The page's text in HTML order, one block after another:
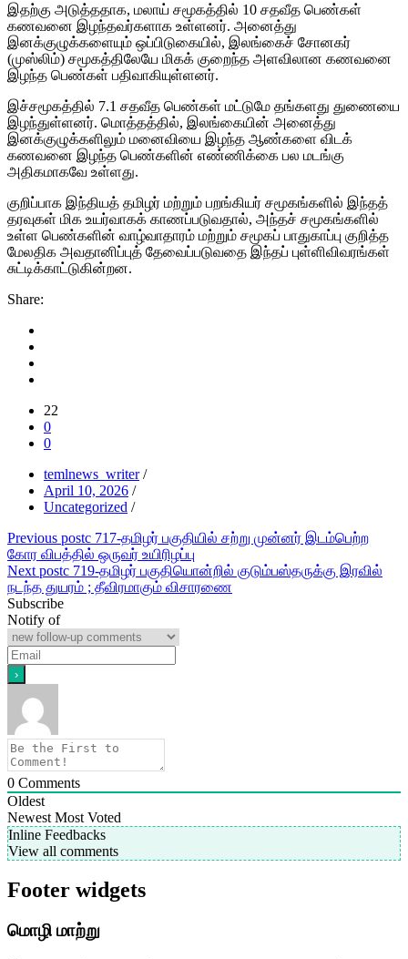
இதற்கு அடுத்ததாக, மலாய் சமூகத்தில் 10 சதவீத பெண்கள்
கணவனை இழந்தவர்களாக உள்ளனர். அனைத்து
இனக்குழுக்களையும் ஒப்பிடுகையில், இலங்கைச் சோனகர்
(முஸ்லிம்) சமூகத்திலேயே மிகக் குறைந்த அளவிலான கணவனை
இழந்த பெண்கள் பதிவாகியுள்ளனர்.
இச்சமூகத்தில் 7.1 சதவீத பெண்கள் மட்டுமே தங்களது துணையை
இழந்துள்ளனர். மொத்தத்தில், இலங்கையின் அனைத்து
இனக்குழுக்களிலும் மனைவியை இழந்த ஆண்களை விடக்
கணவனை இழந்த பெண்களின் எண்ணிக்கை பல மடங்கு
அதிகமாகவே உள்ளது.
குறிப்பாக இந்தியத் தமிழர் மற்றும் பறங்கியர் சமூகங்களில் இந்தத்
தரவுகள் மிக உயர்வாகக் காணப்படுவதால், அந்தச் சமூகங்களில்
உள்ள பெண்களின் வாழ்வாதாரம் மற்றும் சமூகப் பாதுகாப்பு குறித்த
மேலதிக அவதானிப்புத் தேவைப்படுவதை இந்தப் புள்ளிவிவரங்கள்
சுட்டிக்காட்டுகின்றன.
Share:
22
0
0
temlnews_writer /
April 10, 2026 /
Uncategorized /
Post
navigation
Previous postc 717-தமிழர் பகுதியில் சற்று முன்னர் இடம்பெற்ற
கோர விபத்தில் ஒருவர் உயிரிழப்பு
Next postc 719-தமிழர் பகுதியொன்றில் குடும்பஸ்தருக்கு இரவில்
நடந்த துயரம் ; தீவிரமாகும் விசாரணை
Subscribe
Notify of
0 Comments
Oldest
Newest Most Voted
Inline Feedbacks
View all comments
Footer widgets
மொழி மாற்று